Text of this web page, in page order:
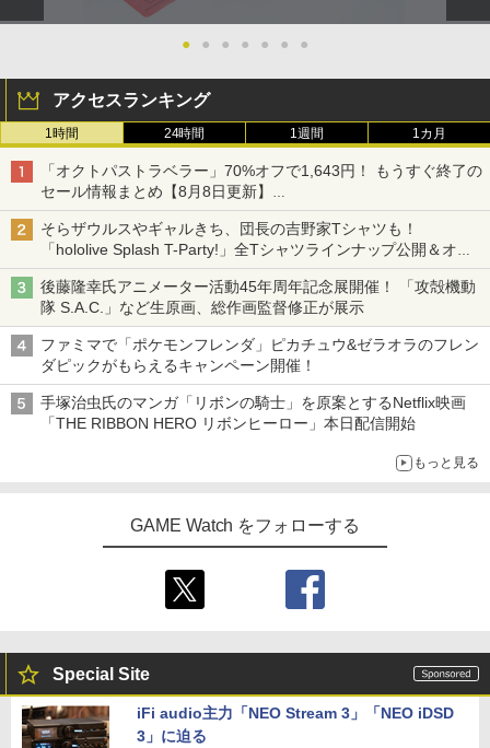
● ● ● ● ● ● ●
アクセスランキング
1時間 24時間 1週間 1カ月
「オクトパストラベラー」70%オフで1,643円！ もうすぐ終了の
セール情報まとめ【8月8日更新】
ニンテンドーeショップでは「大神 絶景版」が67%オフで990円
そらザウルスやギャルきち、団長の吉野家Tシャツも！
「hololive Splash T-Party!」全Tシャツラインナップ公開＆オン
ライン販売開始
後藤隆幸氏アニメーター活動45年周年記念展開催！ 「攻殻機動
隊 S.A.C.」など生原画、総作画監督修正が展示
ファミマで「ポケモンフレンダ」ピカチュウ&ゼラオラのフレン
ダピックがもらえるキャンペーン開催！
手塚治虫氏のマンガ「リボンの騎士」を原案とするNetflix映画
「THE RIBBON HERO リボンヒーロー」本日配信開始
もっと見る
GAME Watch をフォローする
Special Site
iFi audio主力「NEO Stream 3」「NEO iDSD
3」に迫る